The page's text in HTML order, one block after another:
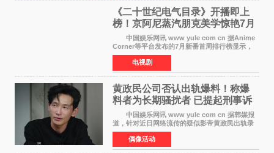
《二十世纪电气目录》开播即上
榜！京阿尼蒸汽朋克美学惊艳7月
新番季
中国娱乐网讯 www yule com cn 据Anime
Corner等平台发布的7月新番首周排行榜显示，
由京都动画制作的《二十世纪电气目录》在多个
榜单中表现亮眼，位列AniLab全球TOP10第十
名。该剧改编自结
电视剧
黄政民公司否认出轨爆料！称爆
料者为长期骚扰者 已提起刑事诉
中国娱乐网讯 www yule com cn 据韩媒报
道，针对近日网络流传的疑似影帝黄政民出轨录
音及短信爆料，黄政民所属经纪公司于今日正式
发表声明，明确否认相关传闻。 公司表示，
爆料者是一名长
偶像活动